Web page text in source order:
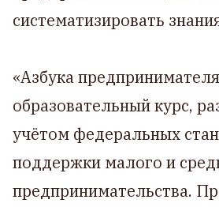
систематизировать
«Азбука
образовательный курс,
учётом федеральных
поддержки малого и
предпринимательства.